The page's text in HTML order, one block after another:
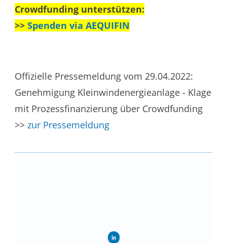
Crowdfunding unterstützen:
>> Spenden via AEQUIFIN
Offizielle Pressemeldung vom 29.04.2022:
Genehmigung Kleinwindenergieanlage - Klage
mit Prozessfinanzierung über Crowdfunding
>> zur Pressemeldung